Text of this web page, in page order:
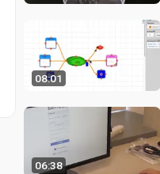
08:01
06:38